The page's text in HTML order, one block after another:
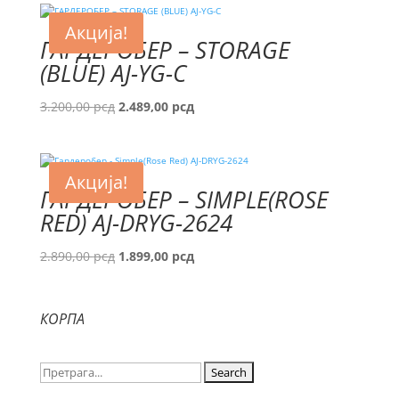
била:
1.350,00 рсд.
889,00 рсд.
Акција!
ГАРДЕРОБЕР – STORAGE
(BLUE) AJ-YG-C
3.200,00рсд Оригинална
била:
3.200,00 рсд.
2.489,00 рсдТренутна
2.489,00 рсд.
Акција!
ГАРДЕРОБЕР – SIMPLE(ROSE
RED) AJ-DRYG-2624
2.890,00рсд Оригинална
1.899,00 рсдТренутна
КОРПА
Search
for: